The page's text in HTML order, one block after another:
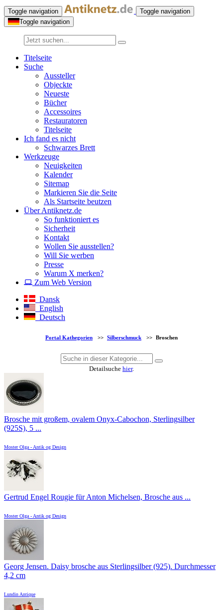
Toggle navigation
Toggle navigation
Toggle navigation
Titelseite
Suche
Aussteller
Objeckte
Neueste
Bücher
Accessoires
Restauratoren
Titelseite
Ich fand es nicht
Schwarzes Brett
Werkzeuge
Neuigkeiten
Kalender
Sitemap
Markieren Sie die Seite
Als Startseite beutzen
Über Antiknetz.de
So funktioniert es
Sicherheit
Kontakt
Wollen Sie ausstellen?
Will Sie werben
Presse
Warum X merken?
Zum Web Version
Dansk
English
Deutsch
Portal Kathegorien >> Silberschmuck >> Broschen
Detailsuche hier.
Brosche mit großem, ovalem Onyx-Cabochon, Sterlingsilber
(925S), 5 ...
Moster Olga - Antik og Design
Gertrud Engel Rougie für Anton Michelsen, Brosche aus ...
Moster Olga - Antik og Design
Georg Jensen. Daisy brosche aus Sterlingsilber (925). Durchmesser
4,2 cm
Lundin Antique